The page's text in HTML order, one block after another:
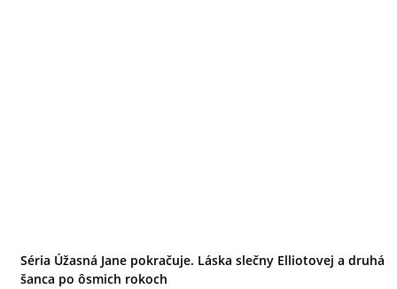
Séria Úžasná Jane pokračuje. Láska slečny Elliotovej a druhá
šanca po ôsmich rokoch